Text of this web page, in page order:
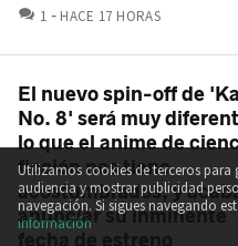
1 COMENTARIOS
HACE 17 HORAS
El nuevo spin-off de
No. 8' será muy
lo que el anime de
ficción nos tiene
acostumbrados, y
anunciar su inminente
fecha de estreno
Utilizamos cookies de terceros para
audiencia y mostrar publicidad
navegación. Si sigues navegando
información